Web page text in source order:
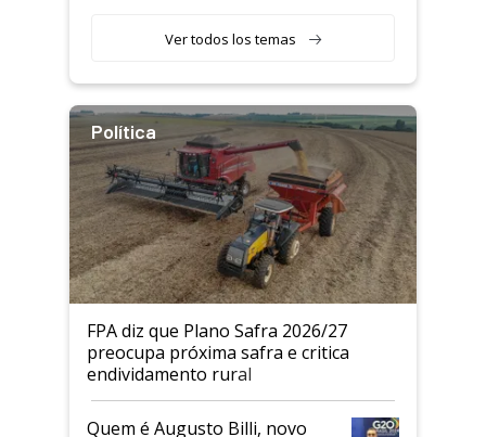
Ver todos los temas
Política
FPA diz que Plano Safra 2026/27
preocupa próxima safra e critica
endividamento rural
Quem é Augusto Billi, novo